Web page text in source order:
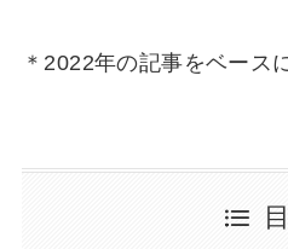
＊2022年の記事をベース